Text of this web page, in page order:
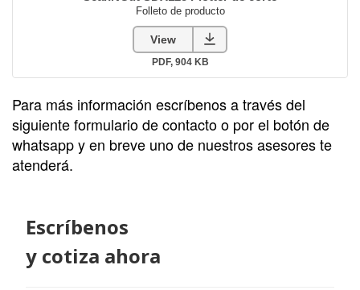
Para más información escríbenos a través del
siguiente formulario de contacto o por el botón de
whatsapp y en breve uno de nuestros asesores te
atenderá.
Escríbenos
y cotiza ahora